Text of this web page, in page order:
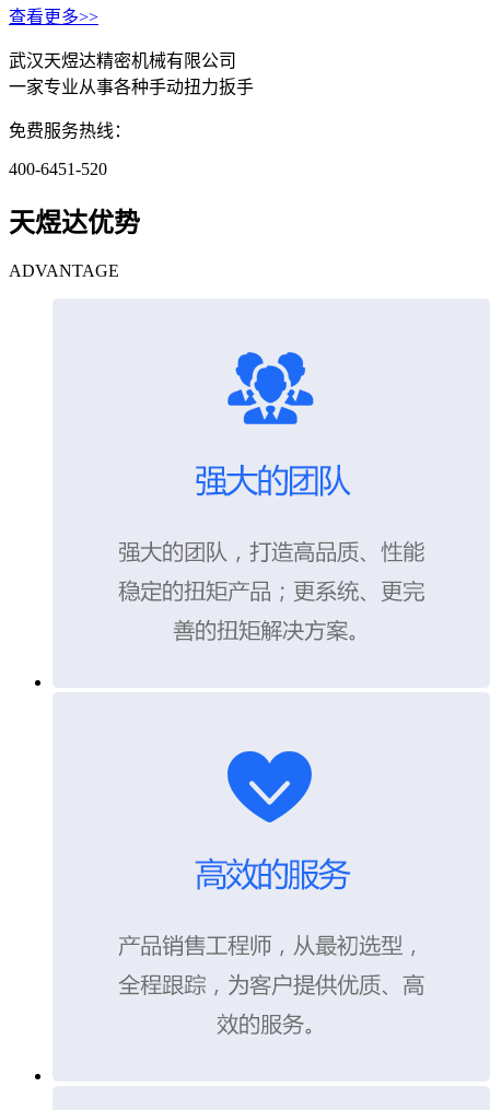
查看更多>>
武汉天煜达精密机械有限公司
一家专业从事各种手动扭力扳手
免费服务热线：
400-6451-520
天煜达优势
ADVANTAGE